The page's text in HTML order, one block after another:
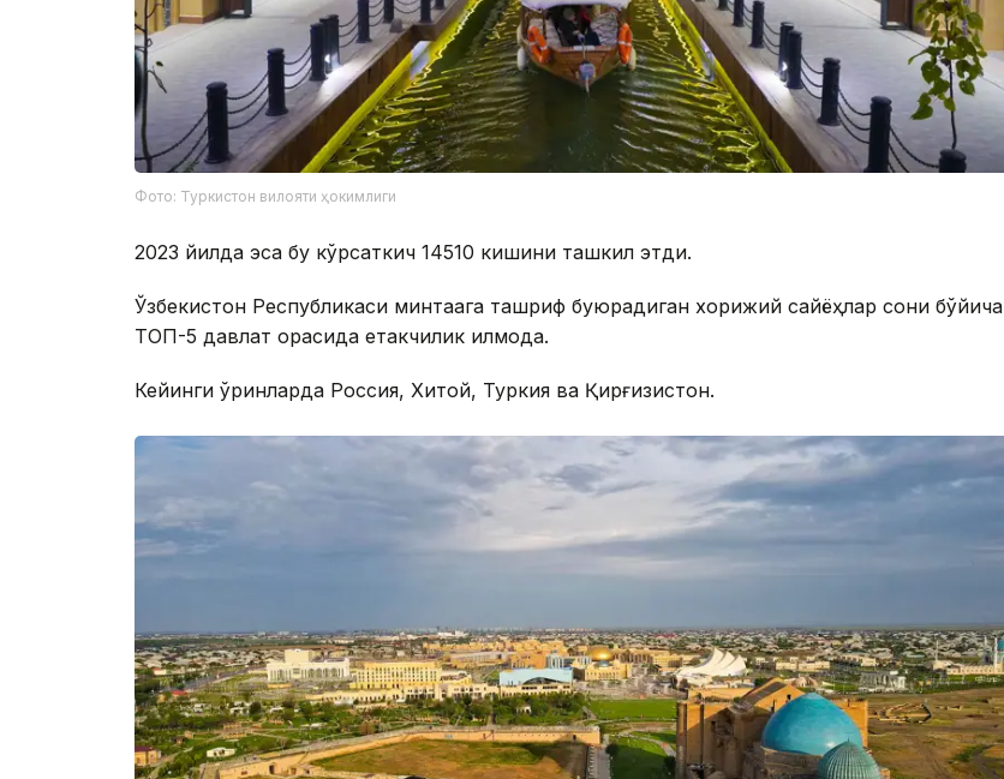
Фото: Туркистон вилояти ҳокимлиги
2023 йилда эса бу кўрсаткич 14510 кишини ташкил этди.
Ўзбекистон Республикаси минтақага ташриф буюрадиган хорижий сайёҳлар сони бўйича
ТОП-5 давлат орасида етакчилик қилмоқда.
Кейинги ўринларда Россия, Хитой, Туркия ва Қирғизистон.